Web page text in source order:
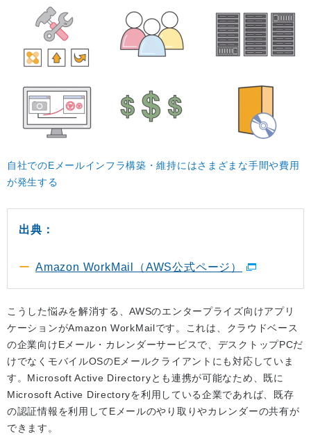
自社でのEメールインフラ構築・維持にはさまざまな手間や費用
が発生する
出典：
Amazon WorkMail（AWS公式ページ）
こうした悩みを解消する、AWSのエンタープライズ向けアプリ
ケーションがAmazon WorkMailです。これは、クラウドベース
の企業向けEメール・カレンダーサービスで、デスクトップPCだ
けでなくモバイルOSのEメールクライアントにも対応していま
す。Microsoft Active Directoryとも連携が可能なため、既に
Microsoft Active Directoryを利用している企業であれば、既存
の認証情報を利用してEメールのやり取りやカレンダーの共有が
できます。